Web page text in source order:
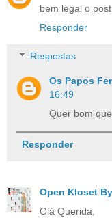
bem legal o
Responder
Respostas
Os Papos
16:49
Quer bom
Responder
Open Kloset
Olá Querida,